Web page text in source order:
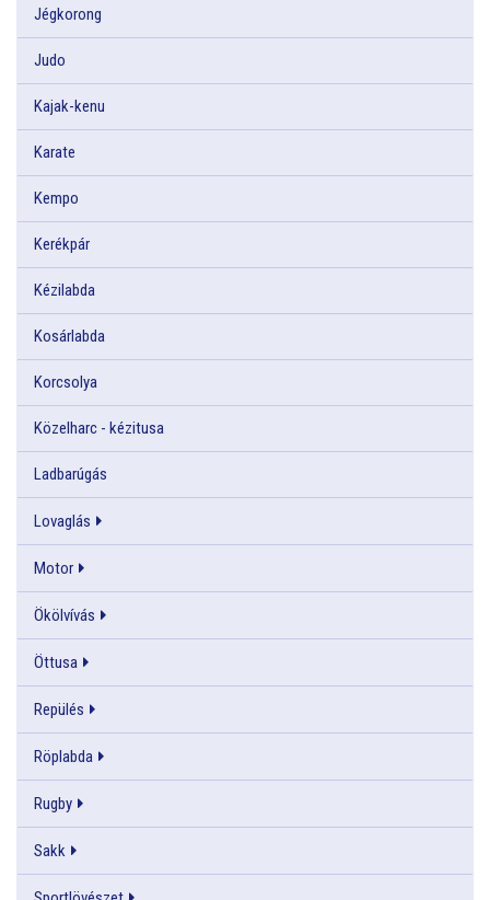
Jégkorong
Judo
Kajak-kenu
Karate
Kempo
Kerékpár
Kézilabda
Kosárlabda
Korcsolya
Közelharc - kézitusa
Ladbarúgás
Lovaglás
Motor
Ökölvívás
Öttusa
Repülés
Röplabda
Rugby
Sakk